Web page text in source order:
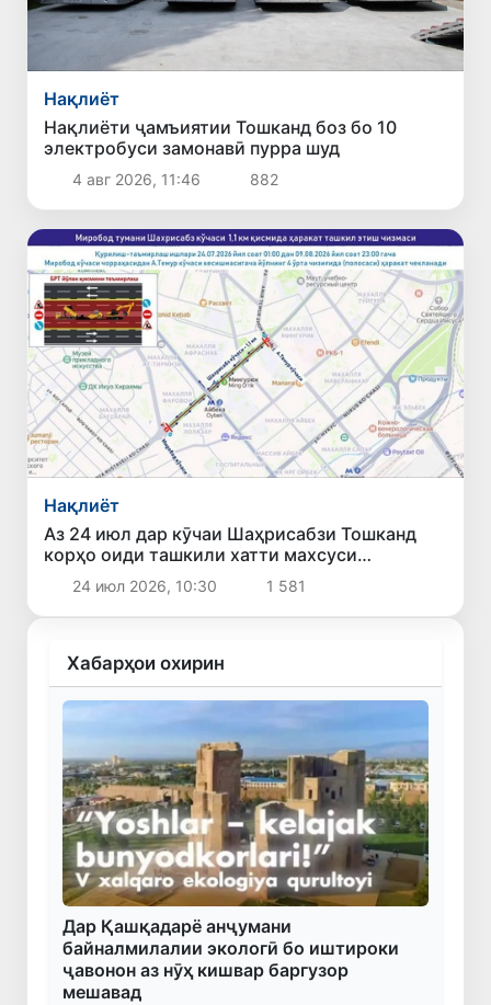
Нақлиёт
Нақлиёти ҷамъиятии Тошканд боз бо 10
электробуси замонавӣ пурра шуд
4 авг 2026, 11:46 882
Нақлиёт
Аз 24 июл дар кӯчаи Шаҳрисабзи Тошканд
корҳо оиди ташкили хатти махсуси
автобусҳои босуръати BRT оғоз мешаванд
24 июл 2026, 10:30 1 581
Хабарҳои охирин
Дар Қашқадарё анҷумани
байналмилалии экологӣ бо иштироки
ҷавонон аз нӯҳ кишвар баргузор
мешавад